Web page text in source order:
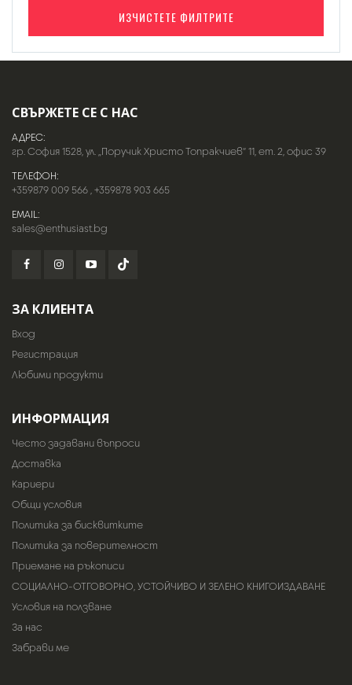
ИЗЧИСТЕТЕ ФИЛТРИТЕ
СВЪРЖЕТЕ СЕ С НАС
АДРЕС:
гр. София 1528, ул. „Поручик Христо Топракчиев“ 11, ет. 2, офис 39
ТЕЛЕФОН:
+359879 009 566,+359878 903 665
EMAIL:
sales@enthusiast.bg
ЗА КЛИЕНТА
Вход
Регистрация
Любими продукти
ИНФОРМАЦИЯ
Често задавани въпроси
Доставка
Кариери
Общи условия
Политика за бисквитките
Политика за поверителност
Приемане на ръкописи
СОЦИАЛНО-ОТГОВОРНО, УСТОЙЧИВО И ЗЕЛЕНО КНИГОИЗДАВАНЕ
Условия на ползване
За нас
Забрави ме